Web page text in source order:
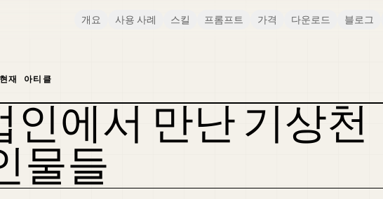
개요 사용 사례 스킬 프롬프트 가격 다운로드 블로그
현재 아티클
인에서 만난 기상천
물들